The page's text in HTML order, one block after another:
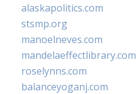
alaskapolitics.com
stsmp.org
manoelneves.com
mandelaeffectlibrary.com
roselynns.com
balanceyoganj.com